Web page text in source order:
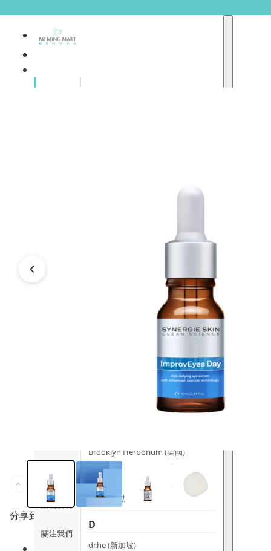
客服資訊
購物說明
關注我們
Brooklyn Herborium (美國)
C
CERM (新加坡)
D
dr.he (新加坡)
分享到